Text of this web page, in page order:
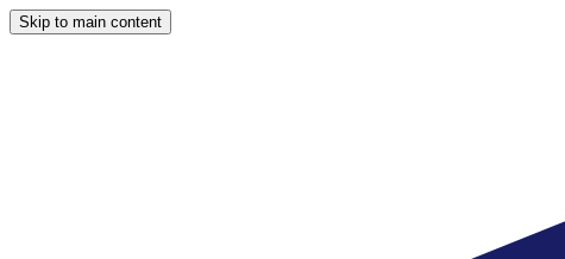
Skip to main content